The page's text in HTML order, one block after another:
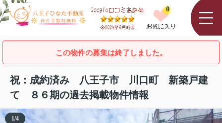
0
この物件の募集は終了しました。
祝：成約済み 八王子市 川口町 新築戸建
て ８６期の過去掲載物件情報
1/4